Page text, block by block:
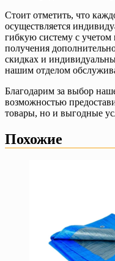
Стоит отметить, что
осуществляется
гибкую систему с
получения
скидках и
нашим отделом
Благодарим за выбор
возможностью
товары, но и выгодные
Похожие